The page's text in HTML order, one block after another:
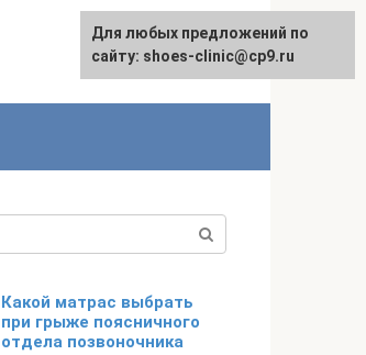
Какой матрас выбрать
при грыже поясничного
отдела позвоночника
Для любых предложений по
сайту: shoes-clinic@cp9.ru